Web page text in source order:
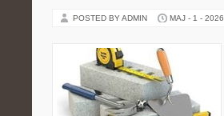
POSTED BY ADMIN MAJ - 1 - 2026